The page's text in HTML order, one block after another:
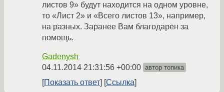
листов 9» будут находится на одном уровне,
то «Лист 2» и «Всего листов 13», например,
на разных. Заранее Вам благодарен за
помощь.
Gadenysh
04.11.2014 21:31:56 +00:00 автор топика
Показать ответ Ссылка